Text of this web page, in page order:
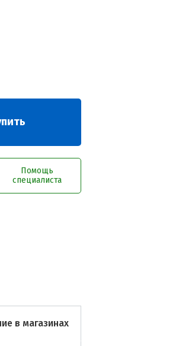
Помощь
специалиста
в магазинах